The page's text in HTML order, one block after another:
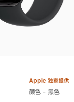
Apple 独家提供
选
颜色 - 黑色